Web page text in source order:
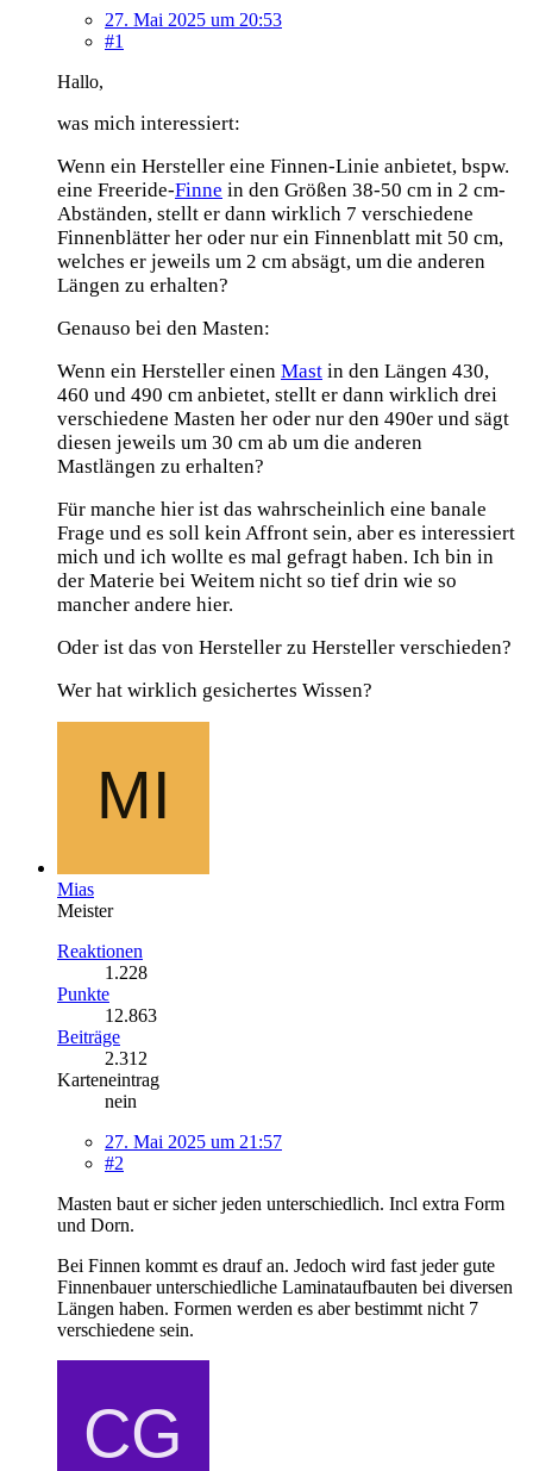
27. Mai 2025 um 20:53
#1
Hallo,
was mich interessiert:
Wenn ein Hersteller eine Finnen-Linie anbietet, bspw.
eine Freeride-Finne in den Größen 38-50 cm in 2 cm-
Abständen, stellt er dann wirklich 7 verschiedene
Finnenblätter her oder nur ein Finnenblatt mit 50 cm,
welches er jeweils um 2 cm absägt, um die anderen
Längen zu erhalten?
Genauso bei den Masten:
Wenn ein Hersteller einen Mast in den Längen 430,
460 und 490 cm anbietet, stellt er dann wirklich drei
verschiedene Masten her oder nur den 490er und sägt
diesen jeweils um 30 cm ab um die anderen
Mastlängen zu erhalten?
Für manche hier ist das wahrscheinlich eine banale
Frage und es soll kein Affront sein, aber es interessiert
mich und ich wollte es mal gefragt haben. Ich bin in
der Materie bei Weitem nicht so tief drin wie so
mancher andere hier.
Oder ist das von Hersteller zu Hersteller verschieden?
Wer hat wirklich gesichertes Wissen?
Mias
Meister
Reaktionen
1.228
Punkte
12.863
Beiträge
2.312
Karteneintrag
nein
27. Mai 2025 um 21:57
#2
Masten baut er sicher jeden unterschiedlich. Incl extra Form
und Dorn.
Bei Finnen kommt es drauf an. Jedoch wird fast jeder gute
Finnenbauer unterschiedliche Laminataufbauten bei diversen
Längen haben. Formen werden es aber bestimmt nicht 7
verschiedene sein.